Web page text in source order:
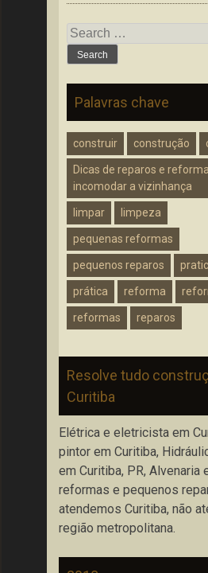
Search
for:
Palavras chave
construir construção
Dicas de reparos e
incomodar a vizinhança
limpar limpeza
pequenas reformas
pequenos reparos
prática reforma
reformas reparos
Resolve tudo
Curitiba
Elétrica e eletricista em
pintor em Curitiba,
em Curitiba, PR, Alvenaria
reformas e pequenos
atendemos Curitiba, não
região metropolitana.